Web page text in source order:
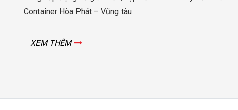
Container Hòa Phát – Vũng tàu
XEM THÊM